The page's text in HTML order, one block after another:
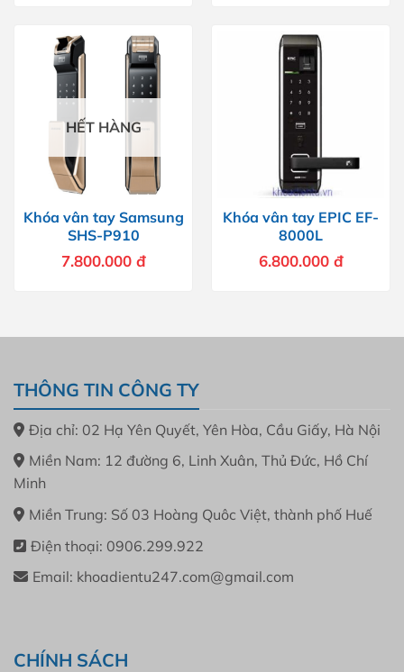
HẾT HÀNG
Khóa vân tay Samsung
SHS-P910
7.800.000 đ
Khóa vân tay EPIC EF-
8000L
6.800.000 đ
THÔNG TIN CÔNG TY
Địa chỉ: 02 Hạ Yên Quyết, Yên Hòa, Cầu Giấy, Hà Nội
Miền Nam: 12 đường 6, Linh Xuân, Thủ Đức, Hồ Chí
Minh
Miền Trung: Số 03 Hoàng Quôc Việt, thành phố Huế
Điện thoại: 0906.299.922
Email: khoadientu247.com@gmail.com
CHÍNH SÁCH